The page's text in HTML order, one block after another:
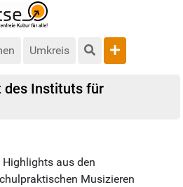
Umkreis
des Instituts für
aus den
Musizieren